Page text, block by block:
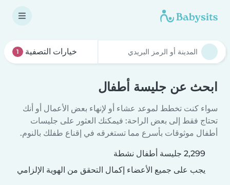
خيارات التصفية 1
ابحث عن جليسة أطفال
سواء كنت تخطط لموعد عشاء أو لإنهاء بعض الأعمال أو أنك
تحتاج فقط إلى بعض الراحة: فيمكنك العثور على جليسات
أطفال موثوقات بأسرع مما تستغرقه في إقناع طفلك بالنوم.
2,299 جليسة أطفال نشطة
يجب على جميع الأعضاء إكمال التحقق من الهوية الإلزامي